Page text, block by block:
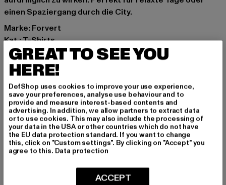
einen Spaziergang durch die City.
Marke: Forvert
Kat.: T-Shirts
Farbe: rosa
Hersteller Farbe: duskrose
Materialzusammensetzung: 100% Baumwolle
Art.Nr: FV8682-02913
Hersteller: Brandit Textil GmbH |info@brandit-wear.com
Spichernstraße 6a | 50672 Köln | DE
GRÖSSE & PASSFORM
GREAT TO SEE YOU
HERE!
DefShop uses cookies to improve your use experience,
save your preferences, analyse use behaviour and to
provide and measure interest-based contents and
advertising. In addition, we allow partners to extract data
or to use cookies. This may also include the processing of
your data in the USA or other countries which do not have
the EU data protection standard. If you want to change
this, click on "Custom settings". By clicking on "Accept" you
agree to this. Data protection
ACCEPT